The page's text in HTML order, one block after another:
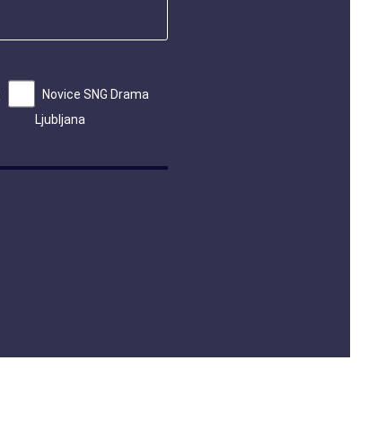
Novice SNG Drama
Ljubljana